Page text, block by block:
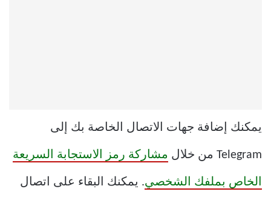
يمكنك إضافة جهات الاتصال الخاصة بك إلى
Telegram من خلال مشاركة رمز الاستجابة السريعة
الخاص بملفك الشخصي. يمكنك البقاء على اتصال